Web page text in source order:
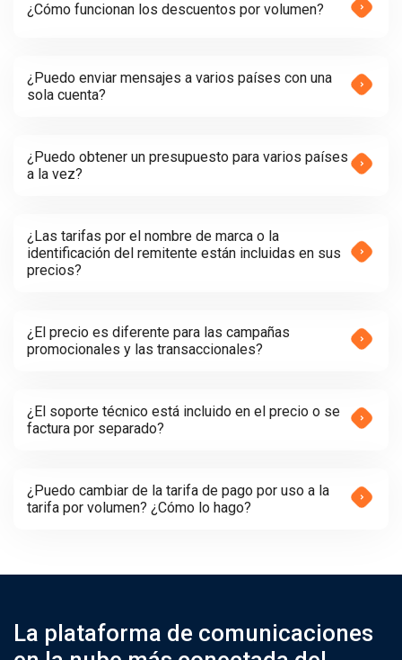
¿Cómo funcionan los descuentos por volumen?
¿Puedo enviar mensajes a varios países con una
sola cuenta?
¿Puedo obtener un presupuesto para varios países
a la vez?
¿Las tarifas por el nombre de marca o la
identificación del remitente están incluidas en sus
precios?
¿El precio es diferente para las campañas
promocionales y las transaccionales?
¿El soporte técnico está incluido en el precio o se
factura por separado?
¿Puedo cambiar de la tarifa de pago por uso a la
tarifa por volumen? ¿Cómo lo hago?
La plataforma de comunicaciones